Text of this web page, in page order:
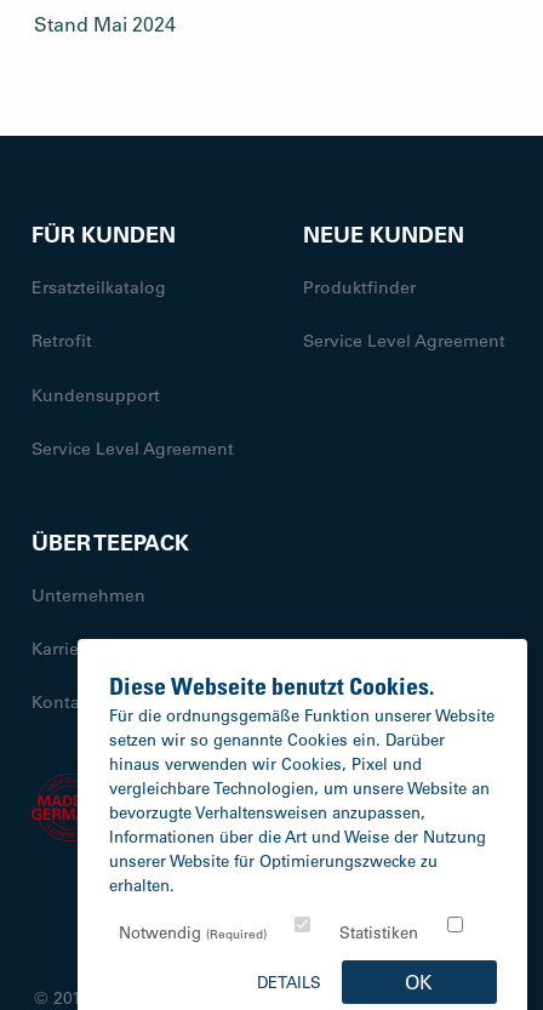
Diese Webseite benutzt Cookies.
Für die ordnungsgemäße Funktion unserer Website
setzen wir so genannte Cookies ein. Darüber
hinaus verwenden wir Cookies, Pixel und
vergleichbare Technologien, um unsere Website an
bevorzugte Verhaltensweisen anzupassen,
Informationen über die Art und Weise der Nutzung
unserer Website für Optimierungszwecke zu
erhalten.
Notwendig (Required) Statistiken
DETAILS OK
Stand Mai 2024
FÜR KUNDEN
Ersatzteilkatalog
Retrofit
Kundensupport
Service Level Agreement
NEUE KUNDEN
Produktfinder
Service Level Agreement
ÜBER TEEPACK
Unternehmen
Karriere
Kontakt
ÜBER 3.000
MASCHINEN
WELTWEIT VERKAUFT
Impressum Datenschutz
© 2016–2026 TEEPACK Spezialmaschinen GmbH & Co. KG.